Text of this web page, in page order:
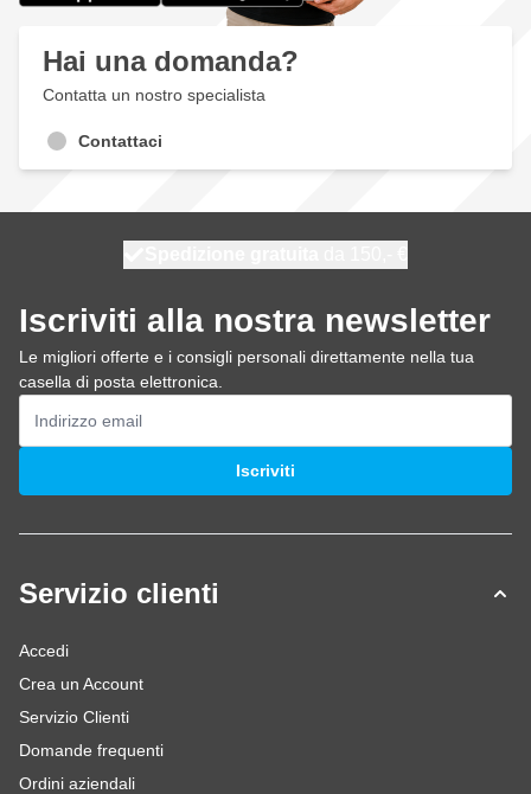
Hai una domanda?
Contatta un nostro specialista
Contattaci
Iscriviti alla nostra newsletter
Le migliori offerte e i consigli personali direttamente nella tua
casella di posta elettronica.
Indirizzo email
Iscriviti
Servizio clienti
Accedi
Crea un Account
Servizio Clienti
Domande frequenti
Ordini aziendali